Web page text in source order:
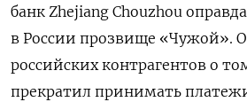
банк Zhejiang Chouzhou
в России прозвище «Чужой».
российских контрагентов о
прекратил принимать